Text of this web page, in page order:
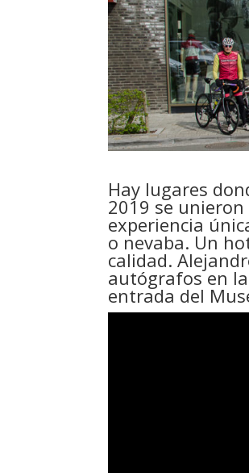
Hay lugares
2019 se
experiencia
o nevaba. Un
calidad.
autógrafos en
entrada del